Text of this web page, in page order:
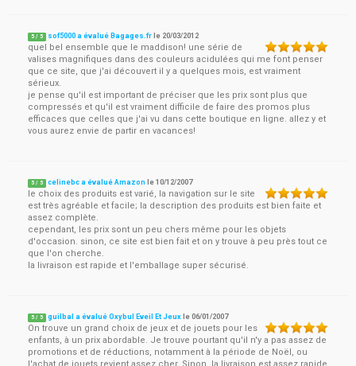
5 / 5 sof5000 a évalué Bagages.fr le 20/03/2012
quel bel ensemble que le maddison! une série de
valises magnifiques dans des couleurs acidulées qui me font penser
que ce site, que j'ai découvert il y a quelques mois, est vraiment
sérieux.
je pense qu'il est important de préciser que les prix sont plus que
compressés et qu'il est vraiment difficile de faire des promos plus
efficaces que celles que j'ai vu dans cette boutique en ligne. allez y et
vous aurez envie de partir en vacances!
5 / 5 celinebc a évalué Amazon le10/12/2007
le choix des produits est varié, la navigation sur le site
est très agréable et facile; la description des produits est bien faite et
assez complète.
cependant, les prix sont un peu chers même pour les objets
d'occasion. sinon, ce site est bien fait et on y trouve à peu près tout ce
que l'on cherche.
la livraison est rapide et l'emballage super sécurisé.
5 / 5 guilbal a évalué Oxybul Eveil Et Jeux le06/01/2007
On trouve un grand choix de jeux et de jouets pour les
enfants, à un prix abordable. Je trouve pourtant qu'il n'y a pas assez de
promotions et de réductions, notamment à la période de Noël, ou